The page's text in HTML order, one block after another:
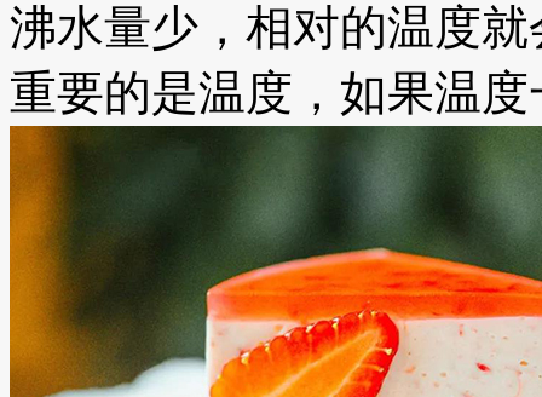
沸水量少，相对的温度
重要的是温度，如果温